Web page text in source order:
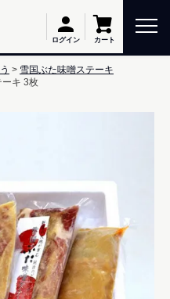
ログイン カート
雪国ぶた味噌ステーキ
ーキ 3枚